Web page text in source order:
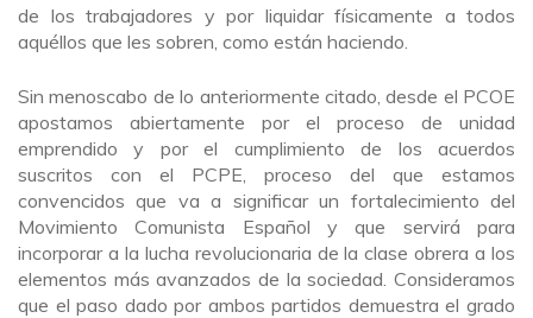
de los trabajadores y por liquidar físicamente a todos
aquéllos que les sobren, como están haciendo.
Sin menoscabo de lo anteriormente citado, desde el PCOE
apostamos abiertamente por el proceso de unidad
emprendido y por el cumplimiento de los acuerdos
suscritos con el PCPE, proceso del que estamos
convencidos que va a significar un fortalecimiento del
Movimiento Comunista Español y que servirá para
incorporar a la lucha revolucionaria de la clase obrera a los
elementos más avanzados de la sociedad. Consideramos
que el paso dado por ambos partidos demuestra el grado